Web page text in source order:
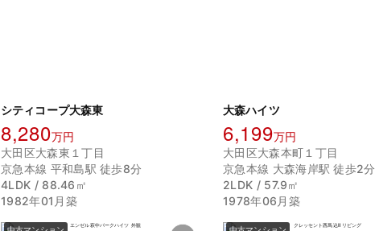
シティコープ大森東
8,280万円
大田区大森東１丁目
京急本線 平和島駅 徒歩8分
4LDK / 88.46㎡
1982年01月築
大森ハイツ
6,199万円
大田区大森本町１丁目
京急本線 大森海岸駅 徒歩2分
2LDK / 57.9㎡
1978年06月築